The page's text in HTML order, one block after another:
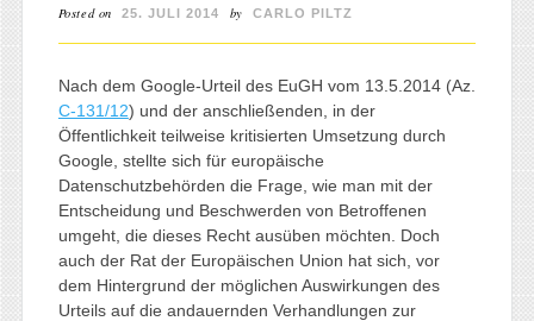
Posted on 25. JULI 2014 by CARLO PILTZ
Nach dem Google-Urteil des EuGH vom 13.5.2014 (Az.
C-131/12) und der anschließenden, in der
Öffentlichkeit teilweise kritisierten Umsetzung durch
Google, stellte sich für europäische
Datenschutzbehörden die Frage, wie man mit der
Entscheidung und Beschwerden von Betroffenen
umgeht, die dieses Recht ausüben möchten. Doch
auch der Rat der Europäischen Union hat sich, vor
dem Hintergrund der möglichen Auswirkungen des
Urteils auf die andauernden Verhandlungen zur